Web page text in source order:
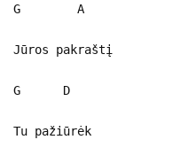
G A
Jūros pakraštį
G D
Tu pažiūrėk